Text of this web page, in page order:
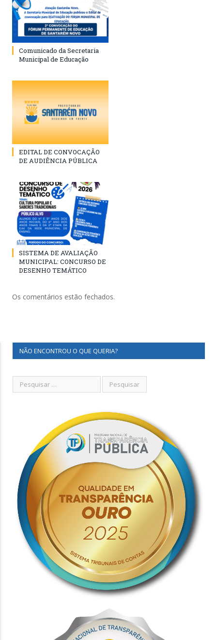
Comunicado da Secretaria
Municipal de Educação
EDITAL DE CONVOCAÇÃO
DE AUDIÊNCIA PÚBLICA
SISTEMA DE AVALIAÇÃO
MUNICIPAL: CONCURSO DE
DESENHO TEMÁTICO
Os comentários estão fechados.
NÃO ENCONTROU O QUE QUERIA?